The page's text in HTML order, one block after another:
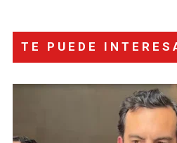
TE PUEDE